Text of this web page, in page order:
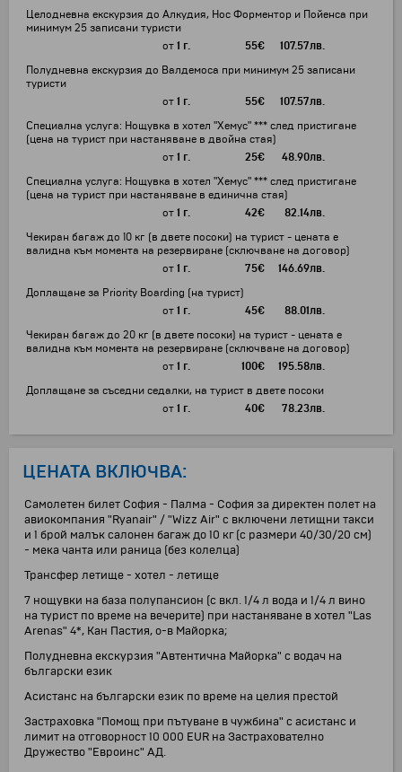
Целодневна екскурзия до Алкудия, Нос Форментор и Пойенса при
минимум 25 записани туристи
от 1 г. 55€ 107.57лв.
Полудневна екскурзия до Валдемоса при минимум 25 записани
туристи
от 1 г. 55€ 107.57лв.
Специална услуга: Нощувка в хотел "Хемус" *** след пристигане
(цена на турист при настаняване в двойна стая)
от 1 г. 25€ 48.90лв.
Специална услуга: Нощувка в хотел "Хемус" *** след пристигане
(цена на турист при настаняване в единична стая)
от 1 г. 42€ 82.14лв.
Чекиран багаж до 10 кг (в двете посоки) на турист - цената е
валидна към момента на резервиране (сключване на договор)
от 1 г. 75€ 146.69лв.
Доплащане за Priority Boarding (на турист)
от 1 г. 45€ 88.01лв.
Чекиран багаж до 20 кг (в двете посоки) на турист - цената е
валидна към момента на резервиране (сключване на договор)
от 1 г. 100€ 195.58лв.
Доплащане за съседни седалки, на турист в двете посоки
от 1 г. 40€ 78.23лв.
ЦЕНАТА ВКЛЮЧВА:
Самолетен билет София - Палма - София за директен полет на
авиокомпания "Ryanair" / "Wizz Air" с включени летищни такси
и 1 брой малък салонен багаж до 10 кг (с размери 40/30/20 см)
- мека чанта или раница (без колелца)
Трансфер летище - хотел - летище
7 нощувки на база полупансион (с вкл. 1/4 л вода и 1/4 л вино
на турист по време на вечерите) при настаняване в хотел "Las
Arenas" 4*, Кан Пастия, о-в Майорка;
Полудневна екскурзия "Автентична Майорка" с водач на
български език
Асистанс на български език по време на целия престой
Застраховка "Помощ при пътуване в чужбина" с асистанс и
лимит на отговорност 10 000 EUR на Застрахователно
Дружество "Евроинс" АД.